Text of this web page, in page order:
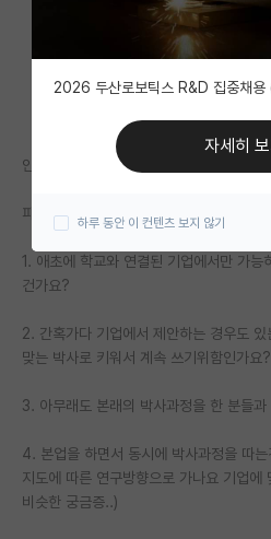
IF 명예의전당
자유 게시판(아무개랩)
미국 유학 게시판
미국 대학원 합격 후기 게시판
대학원 합격 후기 게시판
연구실(PI) 홍보 게시판
임용 정보 게시판
학부 인턴 게시판
취업 게시판
임용 후기 게시판
안녕하세요 현재 석사중인 학생입니다.
파트타임박사과정은 어떻게 시작하고 진행
1. 애초에 학교와 연결된 기업에서만 가능
건가요?
2. 간혹가다 기업에서 제안하는 경우도
맞는 박사로 키워서 계속 쓰기위함인가요?
3. 아무래도 본래의 박사과정을 한 분들
4. 본업을 하면서 동시에 박사과정을 따는
지도에 따른 연구방향으로 가나요 기업
비슷한 궁금증..)
2026 두산로보틱스 R&D 집중채
자세히
하루 동안 이 컨텐츠 보지 않기